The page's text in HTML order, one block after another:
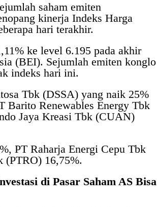
saham emiten
kinerja Indeks Harga
hari terakhir.
ke level 6.195 pada akhir
(BEI). Sejumlah emiten konglo
indeks hari ini.
Tbk (DSSA) yang naik 25%
Barito Renewables Energy Tbk
Jaya Kreasi Tbk (CUAN)
PT Raharja Energi Cepu Tbk
(PTRO) 16,75%.
di Pasar Saham AS Bisa